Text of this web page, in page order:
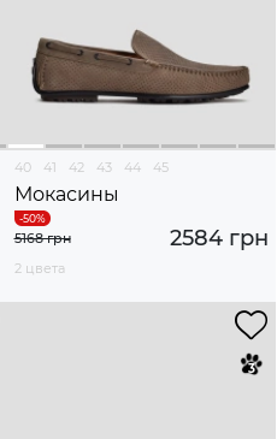
40 41 42 43 44 45
Мокасины
2584 грн
5168 грн
2 цвета